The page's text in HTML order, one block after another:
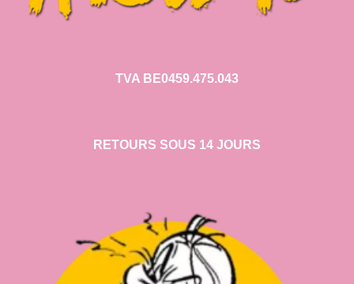
TVA BE0459.475.043
RETOURS SOUS 14 JOURS